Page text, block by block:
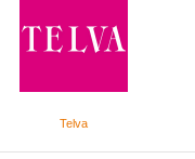
Telva